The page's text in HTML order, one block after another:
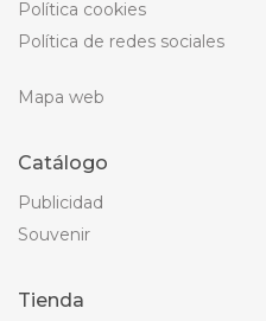
Política cookies
Política de redes sociales
Mapa web
Catálogo
Publicidad
Souvenir
Tienda